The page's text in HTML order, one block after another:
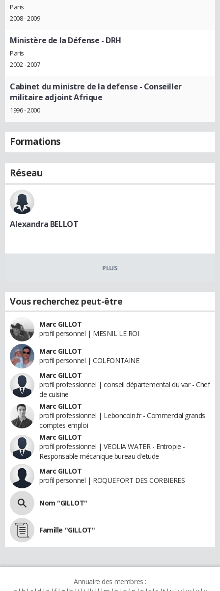
Paris
2008 - 2009
Ministère de la Défense - DRH
Paris
2002 - 2007
Cabinet du ministre de la defense - Conseiller
militaire adjoint Afrique
1996 - 2000
Formations
Réseau
Alexandra BELLOT
PLUS
Vous recherchez peut-être
Marc GILLOT
profil personnel | MESNIL LE ROI
Marc GILLOT
profil personnel | COLFONTAINE
Marc GILLOT
profil professionnel | conseil départemental du var - Chef
de cuisine
Marc GILLOT
profil professionnel | Leboncoin.fr - Commercial grands
comptes emploi
Marc GILLOT
profil professionnel | VEOLIA WATER - Entropie -
Responsable mécanique bureau d'etude
Marc GILLOT
profil personnel | ROQUEFORT DES CORBIERES
Nom "GILLOT"
Famille "GILLOT"
Annuaire des membres :